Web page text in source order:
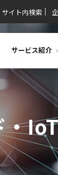
サイト内検索
サービス紹介